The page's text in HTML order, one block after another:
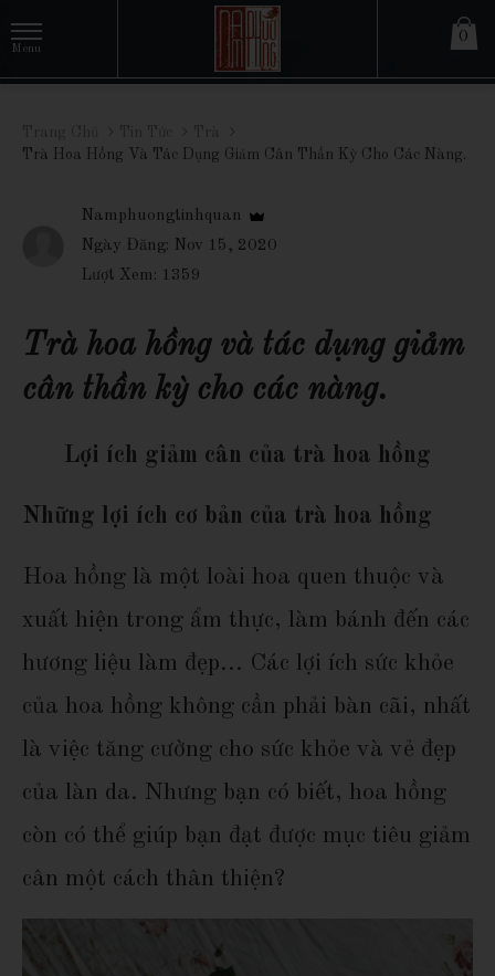
0
Trà Hoa Hồng Và Tác Dụng Giảm Cân Thần Kỳ Cho Các Nàng.
Namphuongtinhquan
Ngày Đăng: Nov 15, 2020
Lượt Xem: 1359
Trà hoa hồng và tác dụng giảm
cân thần kỳ cho các nàng.
Lợi ích giảm cân của trà hoa hồng
Những lợi ích cơ bản của trà hoa hồng
Hoa hồng là một loài hoa quen thuộc và
xuất hiện trong ẩm thực, làm bánh đến các
hương liệu làm đẹp... Các lợi ích sức khỏe
của hoa hồng không cần phải bàn cãi, nhất
là việc tăng cường cho sức khỏe và vẻ đẹp
của làn da. Nhưng bạn có biết, hoa hồng
còn có thể giúp bạn đạt được mục tiêu giảm
cân một cách thân thiện?